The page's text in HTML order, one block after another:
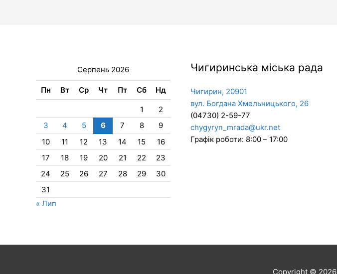
Серпень 2026
Пн Вт Ср Чт Пт Сб Нд
1
2
3
4 5 6 7 8
9
10
11 12 13 14 15
16
17
18 19 20 21 22
23
24
25 26 27 28 29
30
31
« Лип
Чигиринська міська рада
Чигирин, 20901
вул. Богдана Хмельницького, 26
(04730) 2-59-77
chygyryn_mrada@ukr.net
Графік роботи: 8:00 – 17:00
Copyright © 2026